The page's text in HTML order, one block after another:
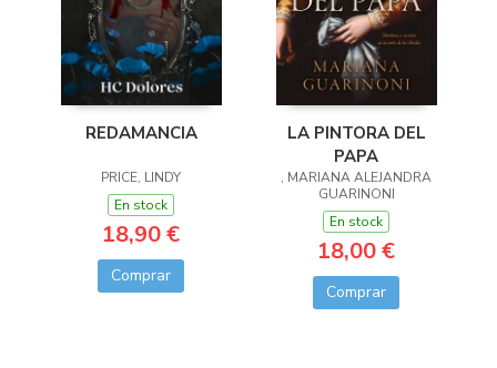
REDAMANCIA
PRICE, LINDY
En stock
18,90 €
Comprar
LA PINTORA DEL
PAPA
, MARIANA ALEJANDRA
GUARINONI
En stock
18,00 €
Comprar